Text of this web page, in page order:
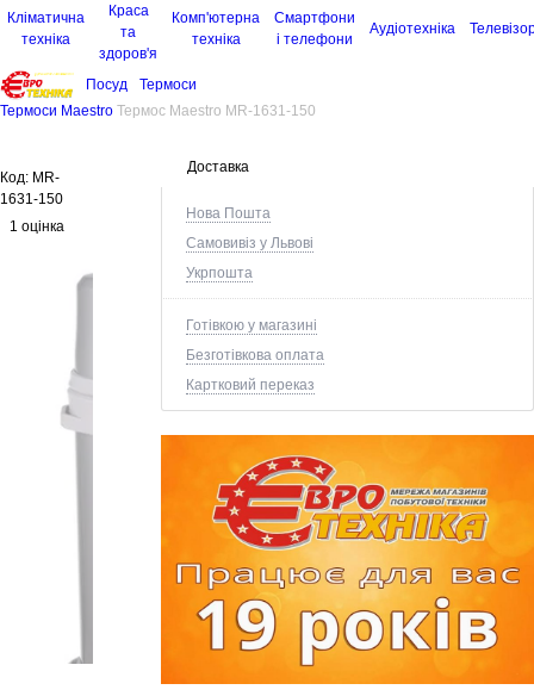
Кліматична
техніка
Краса
та
здоров'я
Комп'ютерна
техніка
Смартфони
і телефони
Аудіотехніка
Посуд
Термоси
Термоси Maestro Термос Maestro MR-1631-150
Доставка
Нова Пошта
Самовивіз у Львові
Укрпошта
Готівкою у магазині
Безготівкова оплата
Картковий переказ
Код: MR-
1631-150
1 оцінка